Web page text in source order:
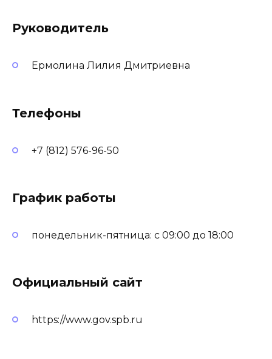
Руководитель
Ермолина Лилия Дмитриевна
Телефоны
+7 (812) 576-96-50
График работы
понедельник-пятница: с 09:00 до 18:00
Официальный сайт
https://www.gov.spb.ru